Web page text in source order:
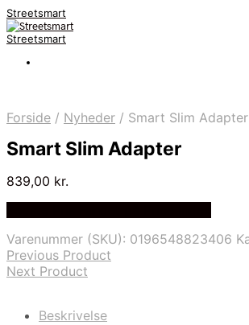
Streetsmart
Streetsmart
Forside / Nyheder / Smart Slim Adapter
Smart Slim Adapter
839,00 kr.
Varenummer (SKU): 0196548823406
Previous Product
Next Product
Beskrivelse